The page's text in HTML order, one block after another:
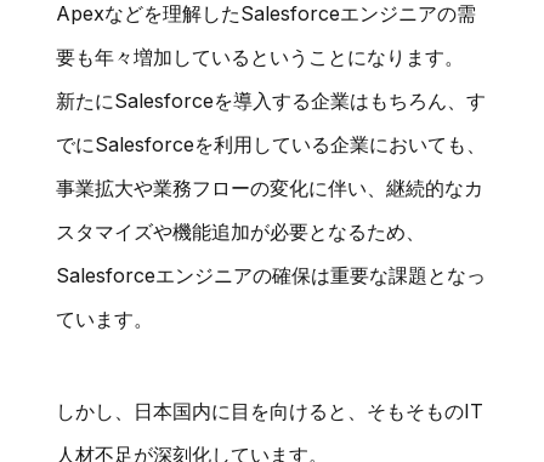
Apexなどを理解したSalesforceエンジニアの需
要も年々増加しているということになります。
新たにSalesforceを導入する企業はもちろん、す
でにSalesforceを利用している企業においても、
事業拡大や業務フローの変化に伴い、継続的なカ
スタマイズや機能追加が必要となるため、
Salesforceエンジニアの確保は重要な課題となっ
ています。
しかし、日本国内に目を向けると、そもそものIT
人材不足が深刻化しています。